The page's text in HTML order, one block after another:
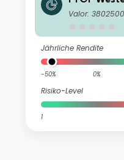
ategy Fund
Valor:
Jährliche Rendite
-50% 0%
Risiko-Level
1